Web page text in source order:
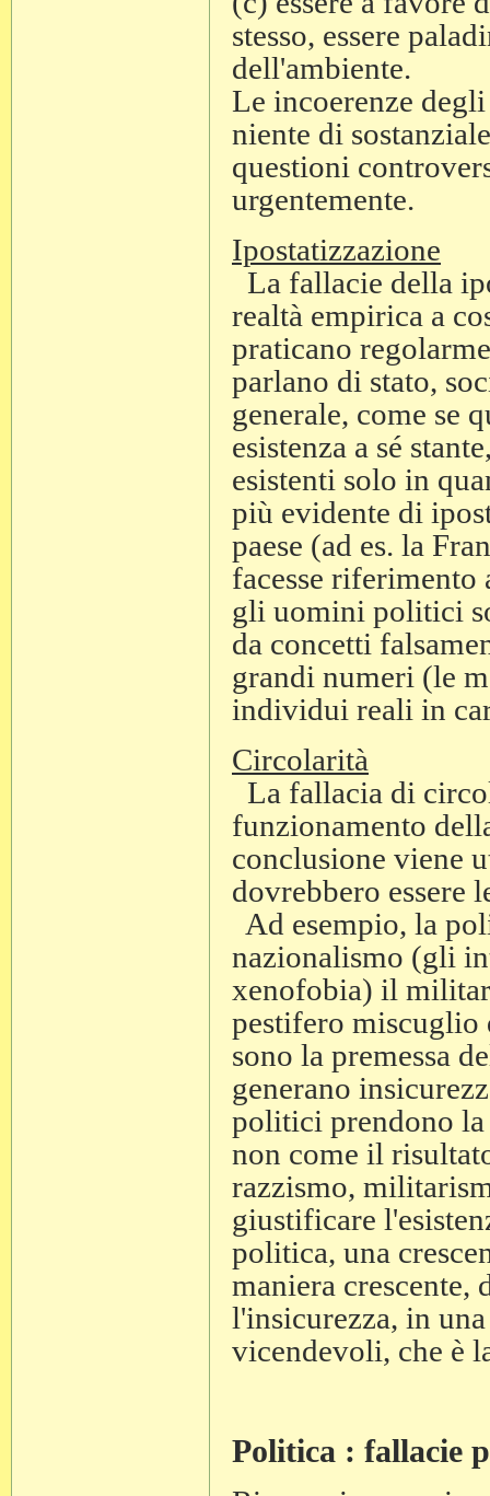
stesso, essere
dell'ambiente.
Le incoerenze
niente di
questioni
urgentemente.
Ipostatizzazione
La fallacie della
realtà empirica a
praticano
parlano di stato,
generale, come se
esistenza a sé
esistenti solo in
più evidente di
paese (ad es. la
facesse riferimento
gli uomini politici
da concetti
grandi numeri (le
individui reali in
Circolarità
La fallacia di
funzionamento
conclusione viene
dovrebbero essere
Ad esempio, la
nazionalismo (gli
xenofobia) il
pestifero miscuglio
sono la premessa
generano
politici prendono la
non come il
razzismo,
giustificare
politica, una
maniera crescente,
l'insicurezza, in
vicendevoli, che è
Politica : fallacie